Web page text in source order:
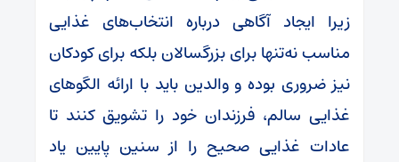
زیرا ایجاد آگاهی درباره انتخاب‌های غذایی
مناسب نه‌تنها برای بزرگسالان بلکه برای کودکان
نیز ضروری بوده و والدین باید با ارائه الگوهای
غذایی سالم، فرزندان خود را تشویق کنند تا
عادات غذایی صحیح را از سنین پایین یاد